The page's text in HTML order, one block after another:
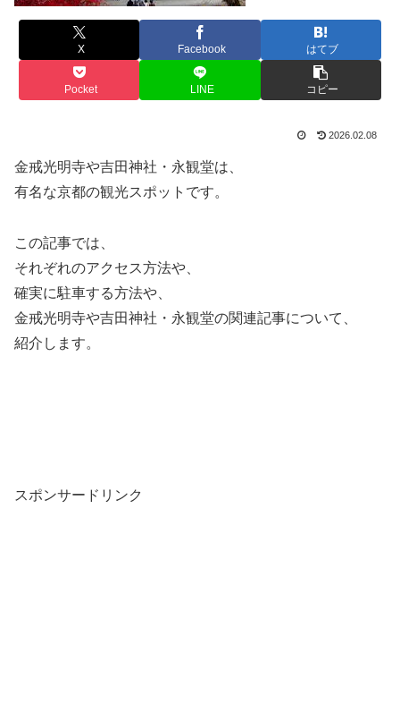
X Facebook はてブ
Pocket LINE コピー
2026.02.08
金戒光明寺や吉田神社・永観堂は、
有名な京都の観光スポットです。
この記事では、
それぞれのアクセス方法や、
確実に駐車する方法や、
金戒光明寺や吉田神社・永観堂の関連記事について、
紹介します。
スポンサードリンク